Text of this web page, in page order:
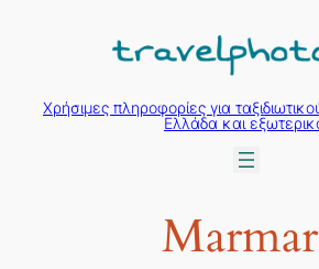
περιεχόμενο
Χρήσιμες πληροφορίες για
Ελλάδα και